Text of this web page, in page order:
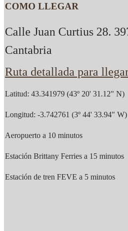
COMO LLEGAR
Calle Juan Curtius 28.
Cantabria
Ruta detallada para
Latitud: 43.341979 (43º 20' 31.12" N)
Longitud: -3.742761 (3º 44' 33.94" W)
Aeropuerto a 10 minutos
Estación Brittany Ferries a 15 minutos
Estación de tren FEVE a 5 minutos